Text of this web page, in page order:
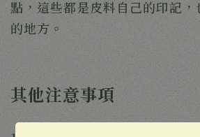
點，這些都是皮料自己的印記
的地方。
其他注意事項